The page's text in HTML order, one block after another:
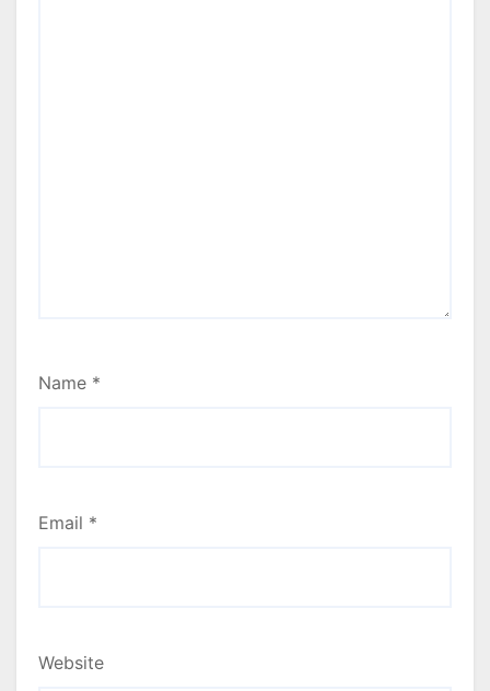
Name *
Email *
Website